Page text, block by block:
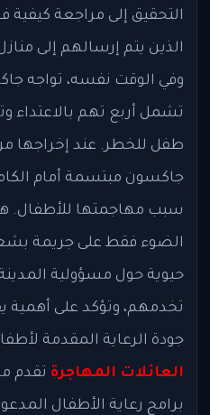
التحقيق إلى مراجعة
الذين يتم إرسالهم إلى
وفي الوقت نفسه، تواجه
تشمل أربع تهم
طفل للخطر. عند إخراجها
جاكسون مبتسمة أمام
سبب مهاجمتها للأطفال.
الضوء فقط على جريمة
حيوية حول مسؤولية
تخدمهم، وتؤكد على أهمية
جودة الرعاية المقدمة
العائلات المهاجرة تقدم
برامج رعاية الأطفال